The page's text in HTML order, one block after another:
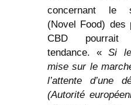
concernant le
(Novel Food) des
CBD pourrait
tendance. «Si
mise sur le
l’attente d’une
(Autorité